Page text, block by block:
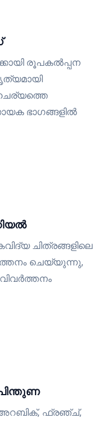
രൂപകൽപ്പന
ഭാഗങ്ങളിൽ
ചിത്രങ്ങളിലെ
ചെയ്യുന്നു,
അറബിക്, ഫ്രഞ്ച്,